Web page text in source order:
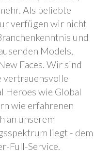
Als beliebte
verfügen wir nicht
und
Models,
Faces. Wir sind
vertrauensvolle
Heroes wie Global
wie erfahrenen
an unserem
liegt - dem
Full-Service.